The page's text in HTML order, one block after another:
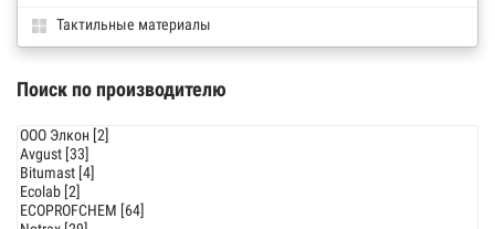
Тактильные материалы
Поиск по производителю